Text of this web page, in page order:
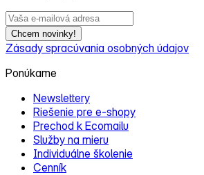
Chcem novinky!
Zásady spracúvania osobných údajov
Ponúkame
Newslettery
Riešenie pre e‑shopy
Prechod k Ecomailu
Služby na mieru
Individuálne školenie
Cenník